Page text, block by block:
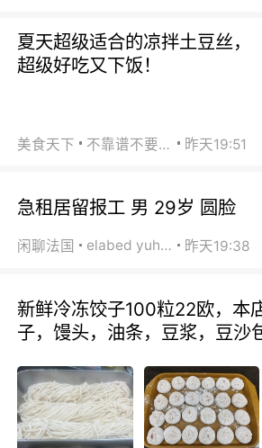
夏天超级适合的凉拌土豆丝，
超级好吃又下饭！
美食天下 不靠谱不要联系 昨天19:51
急租居留报工 男 29岁 圆脸
闲聊法国 elabed yuhua 昨天19:38
新鲜冷冻饺子100粒22欧，本
子，馒头，油条，豆浆，豆沙